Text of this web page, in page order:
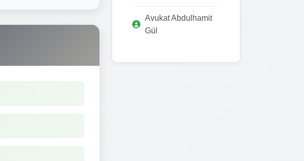
Avukat Abdulhamit
Gül